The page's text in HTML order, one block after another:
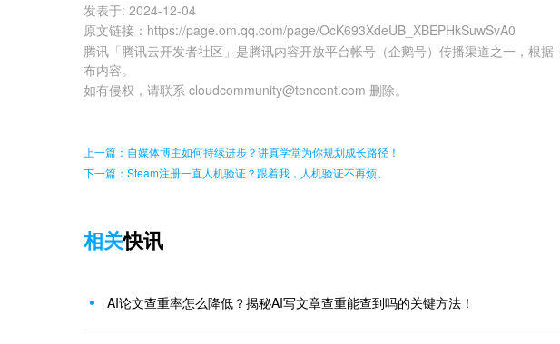
发表于: 2024-12-04
原文链接 ： https://page.om.qq.com/page/OcK693XdeUB_XBEPHkSuwSvA0
腾讯「腾讯云开发者社区」是腾讯内容开放平台帐号（企鹅号）传播渠道之一，根据
布内容。
如有侵权，请联系 cloudcommunity@tencent.com 删除。
上一篇：自媒体博主如何持续进步？讲真学堂为你规划成长路径！
下一篇：Steam注册一直人机验证？跟着我，人机验证不再烦。
相关快讯
AI论文查重率怎么降低？揭秘AI写文章查重能查到吗的关键方法！